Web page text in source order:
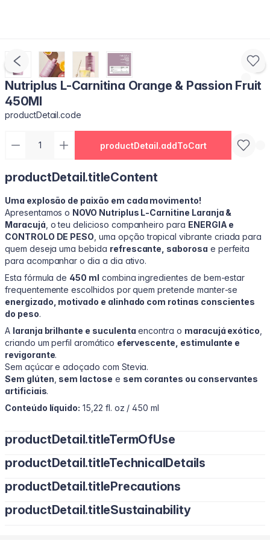
Nutriplus L-Carnitina Orange & Passion Fruit
450Ml
productDetail.code
productDetail.addToCart
productDetail.titleContent
Uma explosão de paixão em cada movimento!
Apresentamos o NOVO Nutriplus L‑Carnitine Laranja &
Maracujá , o teu delicioso companheiro para ENERGIA e
CONTROLO DE PESO , uma opção tropical vibrante criada para
quem deseja uma bebida refrescante, saborosa e perfeita
para acompanhar o dia a dia ativo.
Esta fórmula de 450 ml combina ingredientes de bem‑estar
frequentemente escolhidos por quem pretende manter‑se
energizado, motivado e alinhado com rotinas conscientes
do peso.
A laranja brilhante e suculenta encontra o maracujá exótico
criando um perfil aromático efervescente, estimulante e
revigorante.
Sem açúcar e adoçado com Stevia.
Sem glúten sem lactose e sem corantes ou conservantes
artificiais.
Conteúdo líquido: 15,22 fl. oz / 450 ml
productDetail.titleTermOfUse
Adultos:Tomar 30 ml por dia
productDetail.titleTechnicalDetails
Por dose (30 ml):
1500 mg L‑Carnitina
50 mg Extrato de Chá Verde
productDetail.titlePrecautions
Em caso de irritação ou reação, interromper imediatamente o
productDetail.titleSustainability